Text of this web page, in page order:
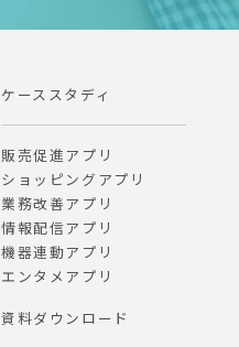
ケーススタディ
販売促進アプリ
ショッピングアプリ
業務改善アプリ
情報配信アプリ
機器連動アプリ
エンタメアプリ
資料ダウンロード